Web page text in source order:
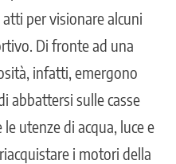
per visionare alcuni
Di fronte ad una
infatti, emergono
abbattersi sulle casse
le utenze di acqua, luce e
i motori della